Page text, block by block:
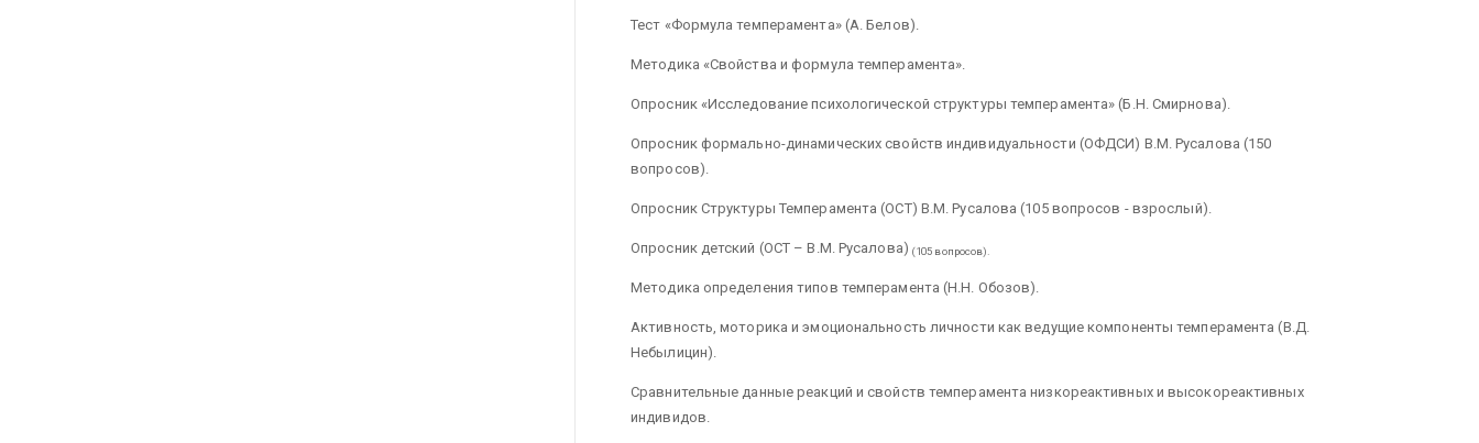
Тест «Формула темперамента» (А. Белов).
Методика «Свойства и формула темперамента».
Опросник «Исследование психологической структуры темперамента» (Б.Н. Смирнова).
Опросник формально-динамических свойств индивидуальности (ОФДСИ) В.М. Русалова (150
вопросов).
Опросник Структуры Темперамента (ОСТ) В.М. Русалова (105 вопросов - взрослый).
Опросник детский (ОСТ – В.М. Русалова) (105 вопросов).
Методика определения типов темперамента (Н.Н. Обозов).
Активность, моторика и эмоциональность личности как ведущие компоненты темперамента (В.Д.
Небылицин).
Сравнительные данные реакций и свойств темперамента низкореактивных и высокореактивных
индивидов.